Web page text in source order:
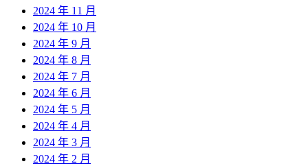
2024 年 11 月
2024 年 10 月
2024 年 9 月
2024 年 8 月
2024 年 7 月
2024 年 6 月
2024 年 5 月
2024 年 4 月
2024 年 3 月
2024 年 2 月